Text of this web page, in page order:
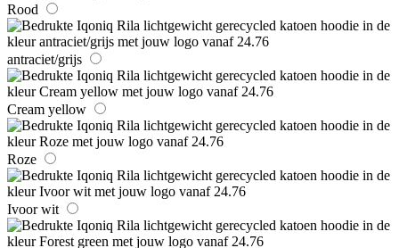
Rood
antraciet/grijs
Cream yellow
Roze
Ivoor wit